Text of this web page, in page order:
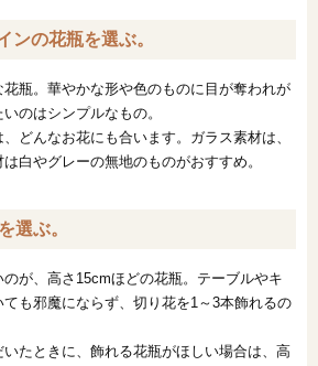
ンの花瓶を選ぶ。
瓶。華やかな形や色のものに目が奪われが
のはシンプルなもの。
どんなお花にも合います。ガラス素材は、
白やグレーの無地のものがおすすめ。
選ぶ。
が、高さ15cmほどの花瓶。テーブルやキ
も邪魔にならず、切り花を1～3本飾れるの
たときに、飾れる花瓶がほしい場合は、高